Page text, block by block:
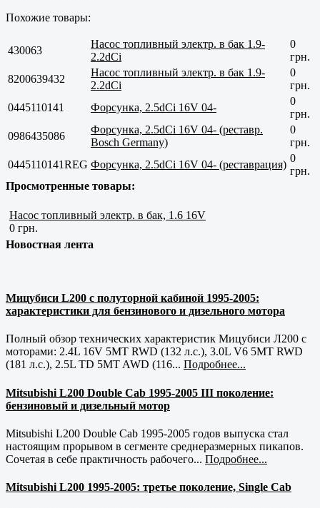
Похожие товары:
430063
Насос топливный электр. в бак 1.9-
2.2dCi
0
грн.
8200639432
Насос топливный электр. в бак 1.9-
2.2dCi
0
грн.
0445110141
Форсунка, 2.5dCi 16V 04-
0
грн.
0986435086
Форсунка, 2.5dCi 16V 04- (реставр.
Bosch Germany)
0
грн.
0445110141REG Форсунка, 2.5dCi 16V 04- (реставрация)
0
грн.
Просмотренные товары:
Насос топливный электр. в бак, 1.6 16V
0 грн.
Новостная лента
Мицубиси L200 с полуторной кабиной 1995-2005:
характеристики для бензинового и дизельного мотора
Полный обзор технических характеристик Мицубиси Л200 с
моторами: 2.4L 16V 5MT RWD (132 л.с.), 3.0L V6 5MT RWD
(181 л.с.), 2.5L TD 5MT AWD (116... Подробнее...
Mitsubishi L200 Double Cab 1995-2005 III поколение:
бензиновый и дизельный мотор
Mitsubishi L200 Double Cab 1995-2005 годов выпуска стал
настоящим прорывом в сегменте среднеразмерных пикапов.
Сочетая в себе практичность рабочего... Подробнее...
Mitsubishi L200 1995-2005: третье поколение, Single Cab